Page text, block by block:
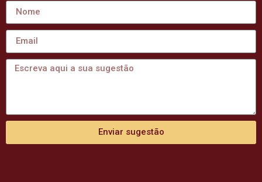
Enviar sugestão